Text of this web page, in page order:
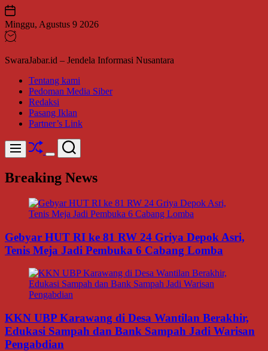
Skip
to
content
Minggu, Agustus 9 2026
SwaraJabar.id – Jendela Informasi Nusantara
Tentang kami
Pedoman Media Siber
Redaksi
Pasang Iklan
Partner’s Link
Menu Shuffle
Switch
mode
Search
Breaking News
Gebyar HUT RI ke 81 RW 24 Griya Depok Asri,
Tenis Meja Jadi Pembuka 6 Cabang Lomba
KKN UBP Karawang di Desa Wantilan Berakhir,
Edukasi Sampah dan Bank Sampah Jadi Warisan
Pengabdian